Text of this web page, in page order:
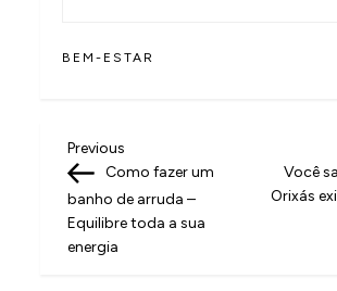
BEM-ESTAR
N
a
v
e
Previous
Post
Previous
Como fazer um
banho de arruda –
Equilibre toda a sua
energia
Você
Orixás